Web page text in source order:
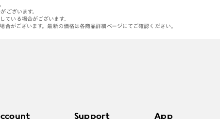
ございます。
ている場合がございます。
がございます。最新の価格は各商品詳細ページにてご確認ください。
Support App